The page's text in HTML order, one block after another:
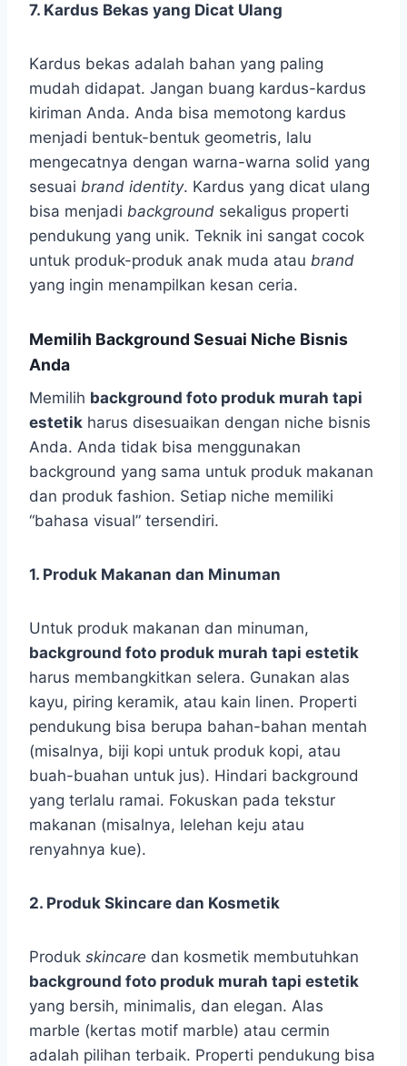
7. Kardus Bekas yang Dicat Ulang
Kardus bekas adalah bahan yang paling
mudah didapat. Jangan buang kardus-kardus
kiriman Anda. Anda bisa memotong kardus
menjadi bentuk-bentuk geometris, lalu
mengecatnya dengan warna-warna solid yang
sesuai brand identity. Kardus yang dicat ulang
bisa menjadi background sekaligus properti
pendukung yang unik. Teknik ini sangat cocok
untuk produk-produk anak muda atau brand
yang ingin menampilkan kesan ceria.
Memilih Background Sesuai Niche Bisnis
Anda
Memilih background foto produk murah tapi
estetik harus disesuaikan dengan niche bisnis
Anda. Anda tidak bisa menggunakan
background yang sama untuk produk makanan
dan produk fashion. Setiap niche memiliki
“bahasa visual” tersendiri.
1. Produk Makanan dan Minuman
Untuk produk makanan dan minuman,
background foto produk murah tapi estetik
harus membangkitkan selera. Gunakan alas
kayu, piring keramik, atau kain linen. Properti
pendukung bisa berupa bahan-bahan mentah
(misalnya, biji kopi untuk produk kopi, atau
buah-buahan untuk jus). Hindari background
yang terlalu ramai. Fokuskan pada tekstur
makanan (misalnya, lelehan keju atau
renyahnya kue).
2. Produk Skincare dan Kosmetik
Produk skincare dan kosmetik membutuhkan
background foto produk murah tapi estetik
yang bersih, minimalis, dan elegan. Alas
marble (kertas motif marble) atau cermin
adalah pilihan terbaik. Properti pendukung bisa